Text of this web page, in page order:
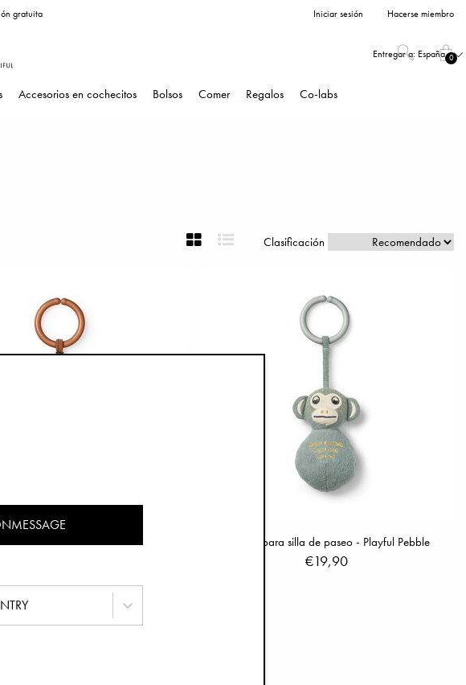
gratuita Iniciar sesión Hacerse miembro
Entregar a: España 0
Accesorios en cochecitos Bolsos Comer Regalos Co-labs
Clasificación
silla de paseo - Florian The Fox Juguete para silla de paseo - Playful Pebble
€19,90